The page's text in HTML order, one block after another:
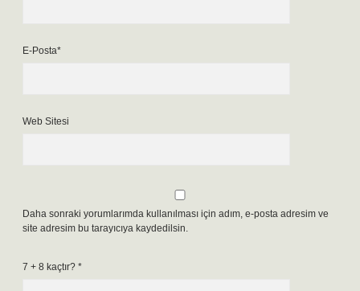
E-Posta*
Web Sitesi
Daha sonraki yorumlarımda kullanılması için adım, e-posta adresim ve
site adresim bu tarayıcıya kaydedilsin.
7 + 8 kaçtır? *